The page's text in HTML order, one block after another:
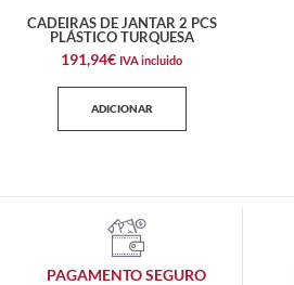
CADEIRAS DE JANTAR 2 PCS
PLÁSTICO TURQUESA
191,94€ IVA incluido
ADICIONAR
PAGAMENTO SEGURO